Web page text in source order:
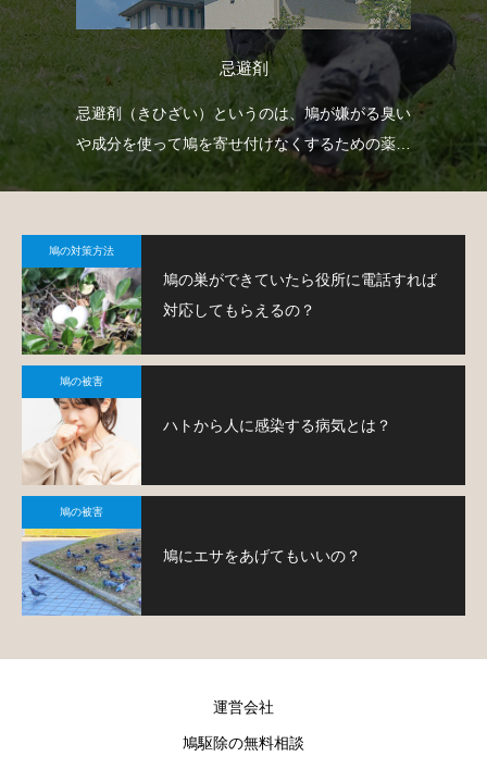
忌避剤
忌避剤（きひざい）というのは、鳩が嫌がる臭い
や成分を使って鳩を寄せ付けなくするための薬剤
で、様々なタイプのものがあります。
鳩の対策方法
鳩の巣ができていたら役所に電話すれば
対応してもらえるの？
鳩の被害
ハトから人に感染する病気とは？
鳩の被害
鳩にエサをあげてもいいの？
運営会社
鳩駆除の無料相談